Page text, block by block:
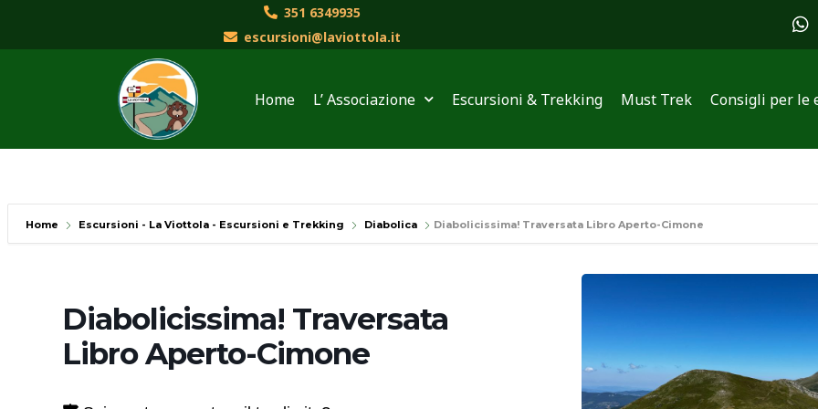
351 6349935
escursioni@laviottola.it
W
h
a
a
Home L’ Associazione Escursioni & Trekking Must Trek Consigli per le
Home Escursioni - La Viottola - Escursioni e Trekking Diabolica Diabolicissima! Traversata Libro Aperto-Cimone
Diabolicissima! Traversata
Libro Aperto-Cimone